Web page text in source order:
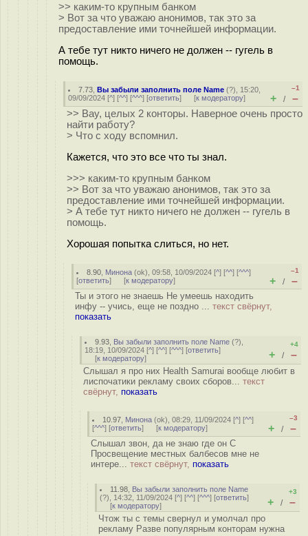
>> каким-то крупным банком
> Вот за что уважаю анонимов, так это за
предоставление ими точнейшей информации.
А тебе тут никто ничего не должен -- гугель в
помощь.
7.73 ,Вы забыли заполнить поле Name (?), 15:20,
09/09/2024 [^] [^^] [^^^] [ответить] [к модератору]
–1
+ / –
>> Вау, целых 2 конторы. Наверное очень просто
найти работу?
> Что с ходу вспомнил.
Кажется, что это все что ты знал.
>>> каким-то крупным банком
>> Вот за что уважаю анонимов, так это за
предоставление ими точнейшей информации.
> А тебе тут никто ничего не должен -- гугель в
помощь.
Хорошая попытка слиться, но нет.
8.90 Минона (ok), 09:58, 10/09/2024 [^] [^^] [^^^]
[ответить] [к модератору]
–1
+ / –
Ты и этого не знаешь Не умеешь находить
инфу -- учись, еще не поздно ... текст свёрнут,
показать
9.93 Вы забыли заполнить поле Name (?),
18:19, 10/09/2024 [^] [^^] [^^^] [ответить]
[к модератору]
+4
+ / –
Cлышал я про них Health Samurai вообще любит в
лиспочатики рекламу своих сборов... текст
свёрнут, показать
10.97 Минона (ok), 08:29, 11/09/2024 [^] [^^]
[^^^] [ответить] [к модератору]
–3
+ / –
Слышал звон, да не знаю где он С
Просвещение местных балбесов мне не
интере... текст свёрнут, показать
11.98 Вы забыли заполнить поле Name
(?), 14:32, 11/09/2024 [^] [^^] [^^^] [ответить]
[к модератору]
+3
+ / –
Чтож ты с темы свернул и умолчал про
рекламу Разве популярным конторам нужна